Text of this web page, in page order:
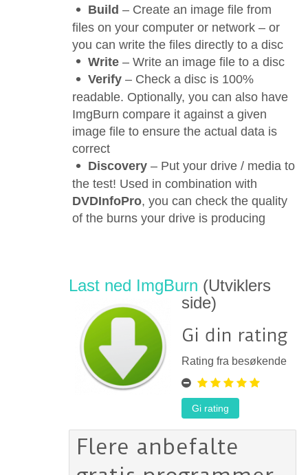
Build – Create an image file from
files on your computer or network – or
you can write the files directly to a disc
Write – Write an image file to a disc
Verify – Check a disc is 100%
readable. Optionally, you can also have
ImgBurn compare it against a given
image file to ensure the actual data is
correct
Discovery – Put your drive / media to
the test! Used in combination with
DVDInfoPro, you can check the quality
of the burns your drive is producing
Last ned ImgBurn (Utviklers
side)
Gi din rating
Rating fra besøkende
Flere anbefalte